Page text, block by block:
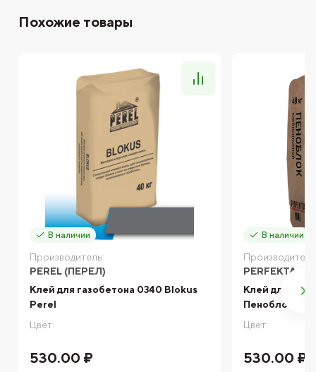
Похожие товары
В наличии
Производитель:
PEREL (ПЕРЕЛ)
Клей для газобетона 0340 Blokus
Perel
Цвет:
530.00 ₽
В наличии
PERFEKTA
Клей для
Пеноблок, 40
Цвет:
530.00 ₽